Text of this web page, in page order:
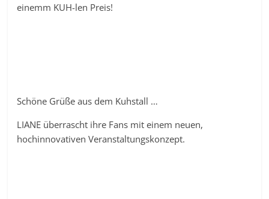
einemm KUH-len Preis!
Schöne Grüße aus dem Kuhstall …
LIANE überrascht ihre Fans mit einem neuen,
hochinnovativen Veranstaltungskonzept.